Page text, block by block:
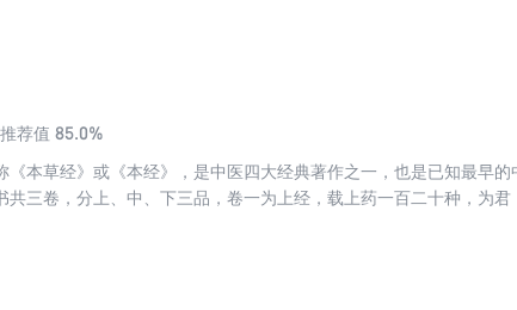
推荐值 85.0%
《本草经》或《本经》，是中医四大经典著作之一，也是已知最早的
共三卷，分上、中、下三品，卷一为上经，载上药一百二十种，为